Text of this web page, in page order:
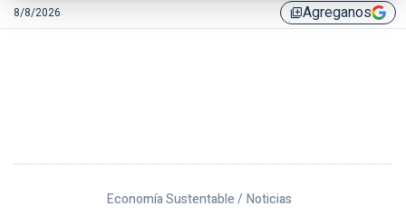
8/8/2026 library_addAgreganos
Economía Sustentable / Noticias